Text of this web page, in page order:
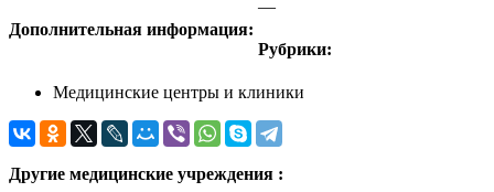
Дополнительная информация:
—
Рубрики:
Медицинские центры и клиники
Другие медицинские учреждения :